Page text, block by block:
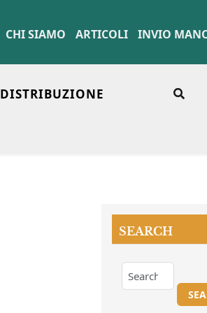
CHI SIAMO ARTICOLI INVIO
DISTRIBUZIONE
SEARCH